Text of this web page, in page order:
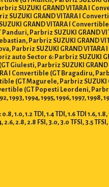
SUZUKI GRAND VITARA I
GRAND VITARA I
GRAND VITARA I
Parbriz SUZUKI GRAND
Parbriz SUZUKI GRAND
Parbriz SUZUKI GRAND
auto Sector 6: Parbriz SUZUKI
Giulesti, Parbriz SUZUKI
I Convertible (GT Bragadiru,
(GT Magurele, Parbriz
(GT Popesti Leordeni,
1993, 1994, 1995, 1996, 1997,
TDI, 1.4 TDI, 1.6 TDI 1.6, 1.8,
2.6, 2.8, 2.8 FSI, 3.0, 3.0 TFSI, 3.5